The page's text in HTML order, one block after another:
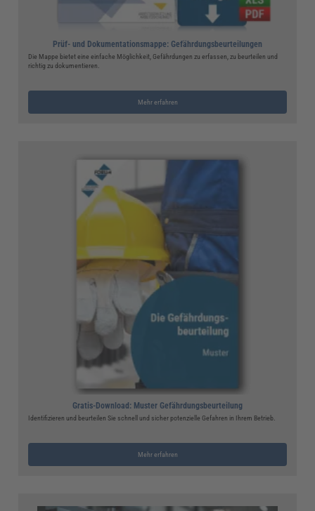
Prüf- und Dokumentationsmappe: Gefährdungsbeurteilungen
Die Mappe bietet eine einfache Möglichkeit, Gefährdungen zu erfassen, zu beurteilen und
richtig zu dokumentieren.
Mehr erfahren
Gratis-Download: Muster Gefährdungsbeurteilung
Identifizieren und beurteilen Sie schnell und sicher potenzielle Gefahren in Ihrem Betrieb.
Mehr erfahren